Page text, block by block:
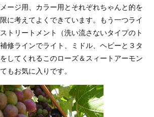
ージ用、カラー用とそれぞれちゃんと的を
に考えてよくできています。もう一つライ
トリートメント（洗い流さないタイプのト
修ラインでライト、ミドル、ヘビーと３タ
してくれるこのローズ＆スィートアーモン
もお気に入りです。